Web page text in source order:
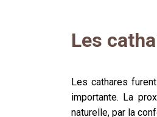
Les
Les cathares
importante. La
naturelle, par la